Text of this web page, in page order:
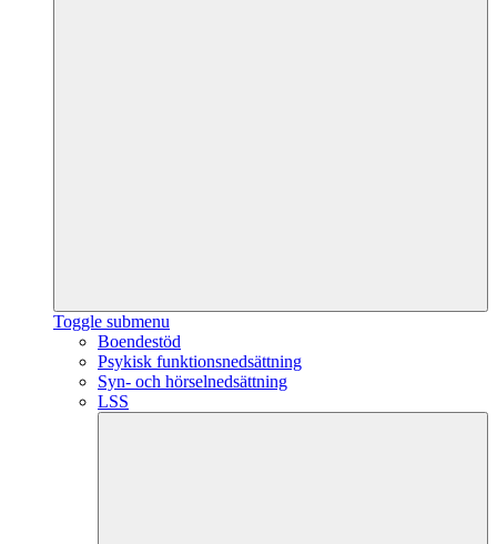
Toggle submenu
Boendestöd
Psykisk funktionsnedsättning
Syn- och hörselnedsättning
LSS